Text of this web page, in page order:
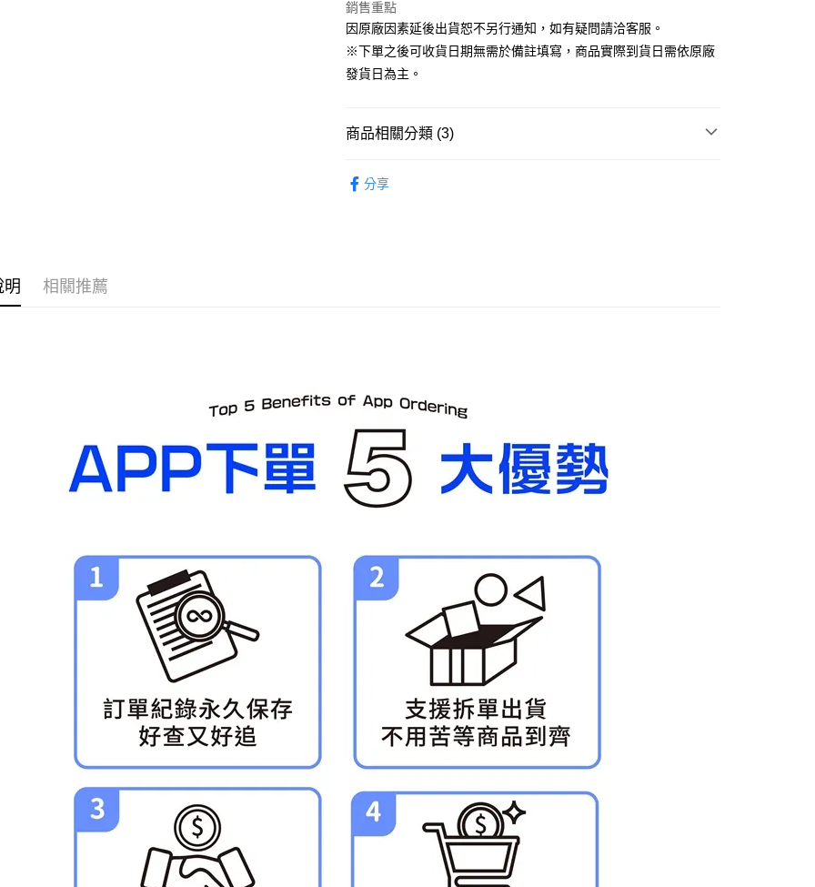
運送方式
預購-宅配(舊)
預購-宅配(離島)(舊)
東海門市自取，需自備購物袋取貨唷。
銷售重點
因原廠因素延後出貨恕不另行通知，如有疑問請洽客服。
※下單之後可收貨日期無需於備註填寫，商品實際到貨日需依原廠
發貨日為主。
商品相關分類 (3)
分享
明 相關推薦